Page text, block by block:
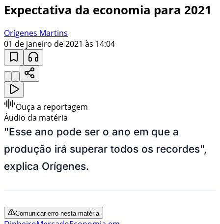
Expectativa da economia para 2021
Orígenes Martins
01 de janeiro de 2021 às 14:04
Ouça a reportagem
Áudio da matéria
"Esse ano pode ser o ano em que a
produção irá superar todos os recordes",
explica Orígenes.
Comunicar erro nesta matéria